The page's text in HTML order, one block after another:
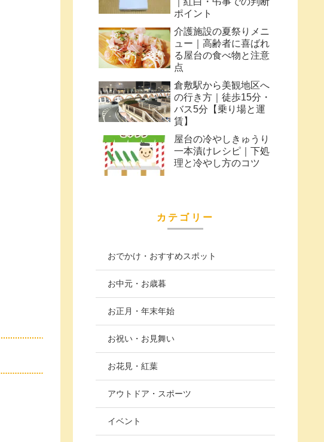
ポイント
介護施設の夏祭りメニ
ュー｜高齢者に喜ばれ
る屋台の食べ物と注意
点
倉敷駅から美観地区へ
の行き方｜徒歩15分・
バス5分【乗り場と運
賃】
屋台の冷やしきゅうり
一本漬けレシピ｜下処
理と冷やし方のコツ
カテゴリー
おでかけ・おすすめスポット
お中元・お歳暮
お正月・年末年始
お祝い・お見舞い
お花見・紅葉
アウトドア・スポーツ
イベント